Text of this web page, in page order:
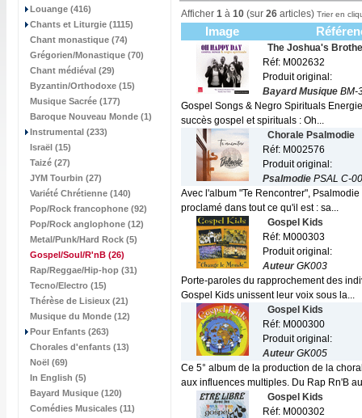
Louange (416)
Chants et Liturgie (1115)
Chant monastique (74)
Grégorien/Monastique (70)
Chant médiéval (29)
Byzantin/Orthodoxe (15)
Musique Sacrée (177)
Baroque Nouveau Monde (1)
Instrumental (233)
Israël (15)
Taizé (27)
JYM Tourbin (27)
Variété Chrétienne (140)
Pop/Rock francophone (92)
Pop/Rock anglophone (12)
Metal/Punk/Hard Rock (5)
Gospel/Soul/R'nB (26)
Rap/Reggae/Hip-hop (31)
Tecno/Electro (15)
Thérèse de Lisieux (21)
Musique du Monde (12)
Pour Enfants (263)
Chorales d'enfants (13)
Noël (69)
In English (5)
Bayard Musique (120)
Comédies Musicales (11)
Afficher 1 à 10 (sur 26 articles) Trier en
Image
The Joshua's
Réf: M002632
Produit original:
Bayard Musique BM-
Gospel Songs & Negro Spirituals
succès gospel et spirituals : Oh...
Chorale Psalmodie
Réf: M002576
Produit original:
Psalmodie PSAL C-
Avec l'album "Te Rencontrer",
proclamé dans tout ce qu'il est : sa...
Gospel Kids
Réf: M000303
Produit original:
AuteurGK003
Porte-paroles du rapprochement des
Gospel Kids unissent leur voix sous la...
Gospel Kids
Réf: M000300
Produit original:
AuteurGK005
Ce 5° album de la production de la
aux influences multiples. Du Rap Rn'B
Gospel Kids
Réf: M000302